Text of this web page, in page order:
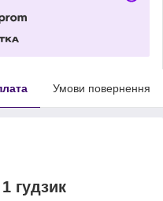
Умови повернення
гудзик